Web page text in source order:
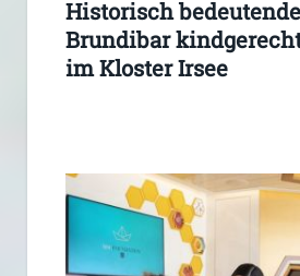
Historisch
Brundibar
im Kloster Irsee